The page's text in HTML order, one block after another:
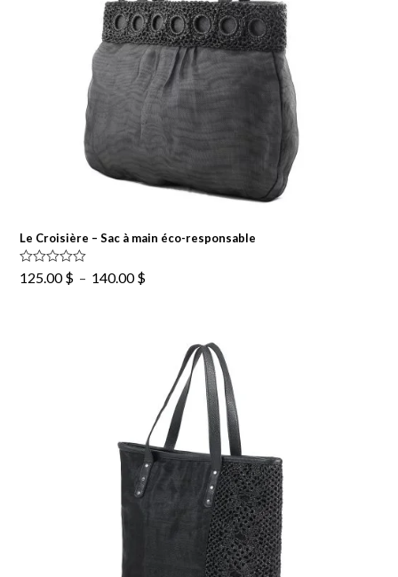
Le Croisière – Sac à main éco-responsable
Note5.00
sur 5
125.00$ – 140.00$Plage
140.00 $